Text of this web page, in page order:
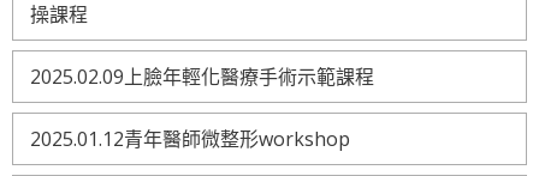
操課程
2025.02.09上臉年輕化醫療手術示範課程
2025.01.12青年醫師微整形workshop